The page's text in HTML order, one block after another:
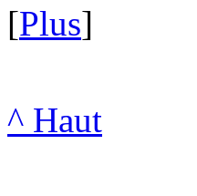
[Plus]
^ Haut